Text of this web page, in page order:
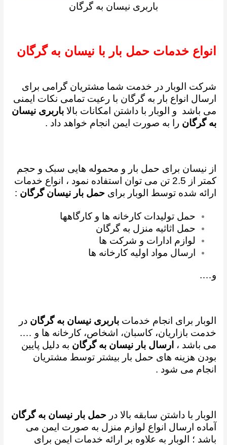
باربری نیسان به گرگان
انواع خدمات حمل بار با نیسان به گرگان
شرکت الوبار در خدمت شما مشتریان گرامی برای
ارسال انواع بار به گرگان با رعیت تمامی نکات ایمنی
می باشد و
الوبار با داشتن امکانات بالاباربری نیسان
به گرگان را به صورت ایمن انجام خواهد داد .
از نیسان برای حمل بار و محموله هایی سبک و حجم
کمتر از 2.5 تن می توان استفاده نمود ،
انواع خدمات
ارائه شده توسط الوبار برایحمل بار نیسان گرگان :
حمل تولیدات کارخانه ها و کارگاهها
حمل اثاثیه منزل به گرگان
لوازم ادارات و شرکت ها
ارسال مواد اولیه کارخانه ها
و….
الوبار برای انجام خدماتباربری نیسان به گرگان در
خدمت بازاریان، کاسبان، اشخاص، کارخانه ها و ….
می باشد ، ارسال بار نیسان به گرگان به دلیل پایین
بودن هزینه های حمل بار بیشتر توسط مشتریان
انجام می شود .
الوبار با داشتن سابقه بالا درحمل بار نیسان به گرگان
آماده ارسال انواع لوازم منزل به صورت ایمن می
باشد ؛ الوبار به علاوه بر ارائه خدمات ایمن برای